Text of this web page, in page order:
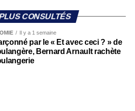
CONSULTÉS
Il y a 1 semaine
par le « Et avec ceci ? » de
Bernard Arnault rachète